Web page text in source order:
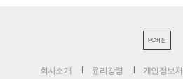
PC버전
회사소개 윤리강령 개인정보